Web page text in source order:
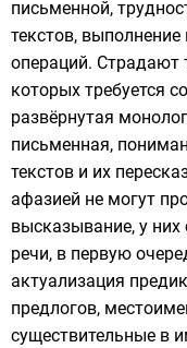
письменной,
текстов,
операций. Страдают
которых требуется
развёрнутая
письменная,
текстов и их
афазией не могут
высказывание, у них
речи, в первую
актуализация
предлогов,
существительные в